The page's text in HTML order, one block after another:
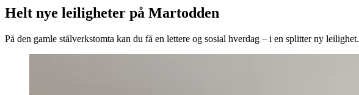
Helt nye leiligheter på Martodden
På den gamle stålverkstomta kan du få en lettere og sosial hverdag – i en splitter ny leilighet.